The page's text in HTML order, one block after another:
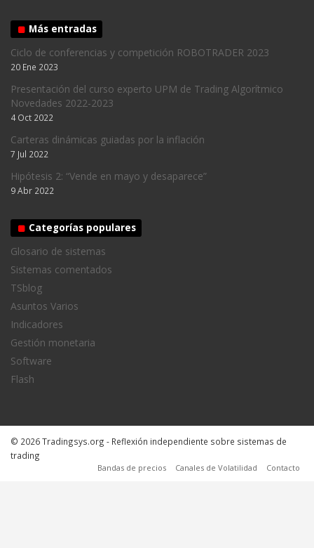
Más entradas
Ciclo de conferencias y competición ROBOTRADER 2023
20 Ene 2023
Presentación del curso experto UPM de Trading Algorítmico
Novedades 2022-2023
4 Oct 2022
Carteras dinámicas guiadas por la inflación
7 Jul 2022
Hipótesis 2: “Vende en mayo y desaparece”
9 Abr 2022
Categorías populares
Glosario de sistemas
Sistemas comentados
TSblog
Asuntos Varios
Indicadores
Gestión monetaria
Software
Flash
© 2026 Tradingsys.org - Reflexión independiente sobre sistemas de
trading
Bandas de precios Canales de Volatilidad Contacto